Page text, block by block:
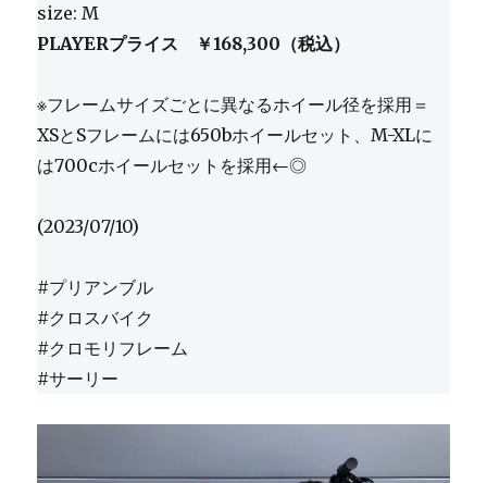
size: M
PLAYERプライス ￥168,300（税込）
※フレームサイズごとに異なるホイール径を採用＝
XSとSフレームには650bホイールセット、M-XLに
は700cホイールセットを採用←◎
(2023/07/10)
#プリアンブル
#クロスバイク
#クロモリフレーム
#サーリー